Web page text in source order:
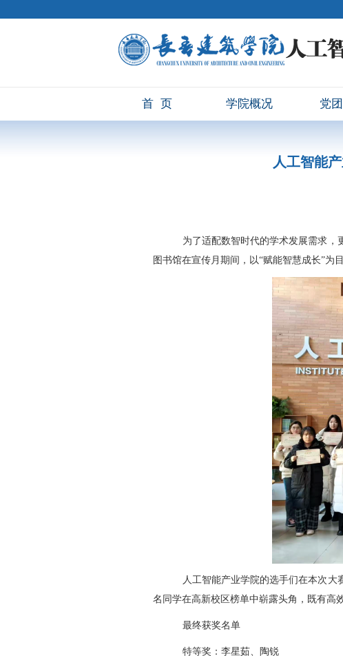
首页 学院概况 党
人工智能
为了适配数智时代的学术发展需求
图书馆在宣传月期间，以“赋能智慧成长”为
人工智能产业学院的选手们在本次
名同学在高新校区榜单中崭露头角，既有高
最终获奖名单
特等奖：李星茹、陶锐